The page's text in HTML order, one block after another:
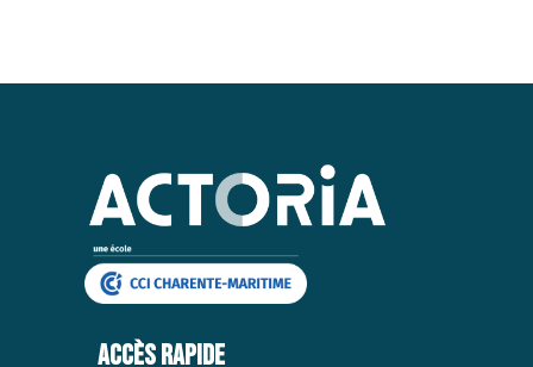
AccÈs Rapide